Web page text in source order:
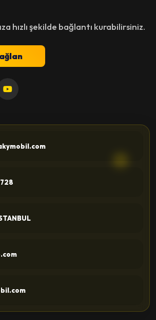
hızlı şekilde bağlantı kurabilirsiniz.